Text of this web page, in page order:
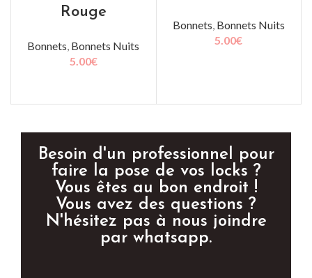
Rouge
Bonnets Bonnets Nuits
5.00€
Bonnets Bonnets Nuits
5.00€
Besoin d'un professionnel pour
faire la pose de vos locks ?
Vous êtes au bon endroit !
Vous avez des questions ?
N'hésitez pas à nous joindre
par whatsapp.